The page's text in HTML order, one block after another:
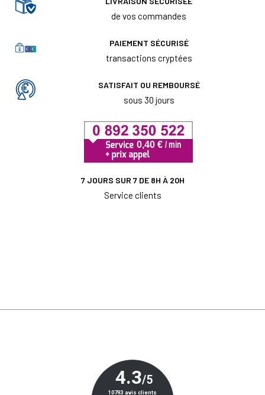
de vos commandes
PAIEMENT SÉCURISÉ
transactions cryptées
SATISFAIT OU REMBOURSÉ
sous 30 jours
7 JOURS SUR 7 DE 8H À 20H
Service clients